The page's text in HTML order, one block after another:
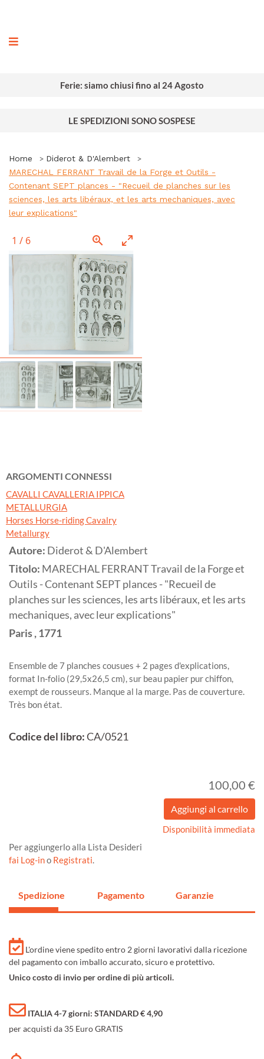
Ferie: siamo chiusi fino al 24 Agosto
LE SPEDIZIONI SONO SOSPESE
Home
Diderot & D'Alembert
MARECHAL FERRANT Travail de la Forge et Outils -
Contenant SEPT plances - "Recueil de planches sur les
sciences, les arts libéraux, et les arts mechaniques, avec
leur explications"
1 / 6
ARGOMENTI CONNESSI
CAVALLI CAVALLERIA IPPICA
METALLURGIA
Horses Horse-riding Cavalry
Metallurgy
Autore: Diderot & D'Alembert
Titolo: MARECHAL FERRANT Travail de la Forge et
Outils - Contenant SEPT plances - "Recueil de
planches sur les sciences, les arts libéraux, et les arts
mechaniques, avec leur explications"
Paris,1771
Ensemble de 7 planches cousues + 2 pages d'explications,
format In-folio (29,5x26,5 cm), sur beau papier pur chiffon,
exempt de rousseurs. Manque al la marge. Pas de couverture.
Très bon état.
Codice del libro:CA/0521
100,00 €
Disponibilità immediata
Per aggiungerlo alla Lista Desideri
fai Log-ino Registrati.
Spedizione Pagamento Garanzie
L'ordine viene spedito entro 2 giorni lavorativi dalla ricezione
del pagamento con imballo accurato, sicuro e protettivo.
Unico costo di invio per ordine di più articoli.
ITALIA 4-7 giorni: STANDARD € 4,90
per acquisti da 35 Euro GRATIS